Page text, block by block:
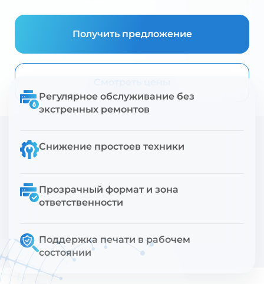
Получить предложение
Регулярное обслуживание без
экстренных ремонтов
Снижение простоев техники
Прозрачный формат и зона
ответственности
Поддержка печати в рабочем
состоянии